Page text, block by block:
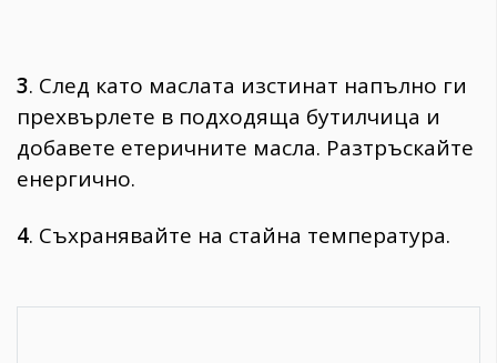
3. След като маслата изстинат напълно ги
прехвърлете в подходяща бутилчица и
добавете етеричните масла. Разтръскайте
енергично.
4. Съхранявайте на стайна температура.